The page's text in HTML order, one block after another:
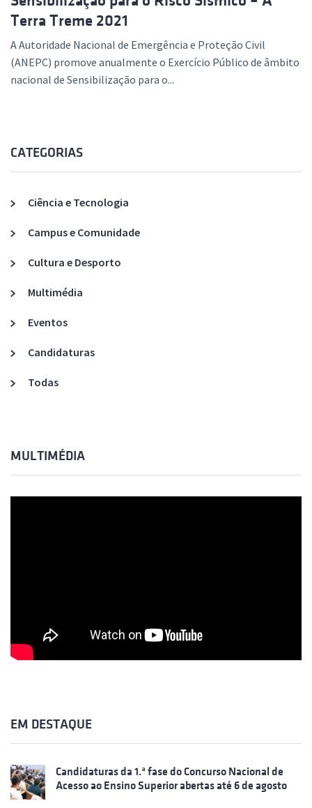
Terra Treme 2021
A Autoridade Nacional de Emergência e Proteção Civil
(ANEPC) promove anualmente o Exercício Público de âmbito
nacional de Sensibilização para o...
CATEGORIAS
Ciência e Tecnologia
Campus e Comunidade
Cultura e Desporto
Multimédia
Eventos
Candidaturas
Todas
MULTIMÉDIA
EM DESTAQUE
Candidaturas da 1.ª fase do Concurso Nacional de
Acesso ao Ensino Superior abertas até 6 de agosto